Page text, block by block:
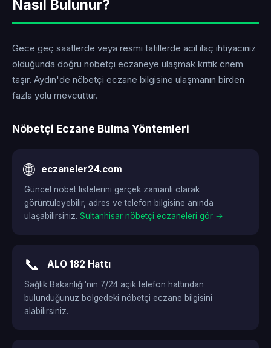
Nasıl Bulunur?
Gece geç saatlerde veya resmi tatillerde acil ilaç ihtiyacınız
olduğunda doğru nöbetçi eczaneye ulaşmak kritik önem
taşır. Aydın'de nöbetçi eczane bilgisine ulaşmanın birden
fazla yolu mevcuttur.
Nöbetçi Eczane Bulma Yöntemleri
🌐 eczaneler24.com
Güncel nöbet listelerini gerçek zamanlı olarak
görüntüleyebilir, adres ve telefon bilgisine anında
ulaşabilirsiniz. Sultanhisar nöbetçi eczaneleri gör →
📞 ALO 182 Hattı
Sağlık Bakanlığı'nın 7/24 açık telefon hattından
bulunduğunuz bölgedeki nöbetçi eczane bilgisini
alabilirsiniz.